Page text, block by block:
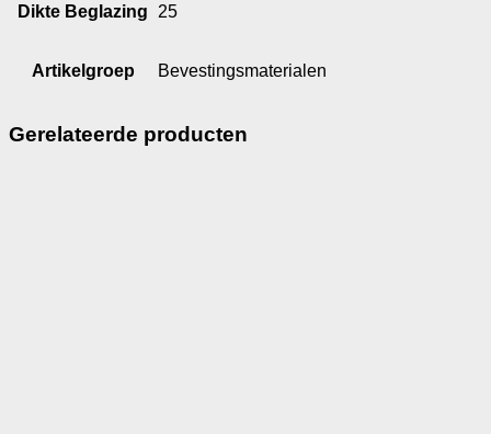
Dikte Beglazing 25
Artikelgroep Bevestingsmaterialen
Gerelateerde producten